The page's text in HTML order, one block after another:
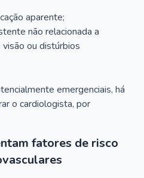
aparente;
não relacionada a
ou distúrbios
emergenciais, há
o cardiologista, por
fatores de risco